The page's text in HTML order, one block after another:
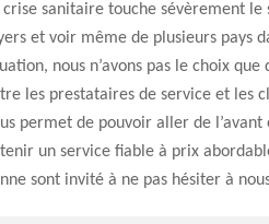
crise sanitaire touche sévèrement
et voir même de plusieurs pays
nous n’avons pas le choix que
les prestataires de service et les
permet de pouvoir aller de
un service fiable à prix
sont invité à ne pas hésiter à